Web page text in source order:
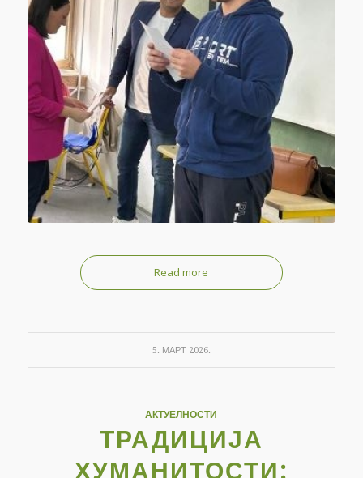
Read more
5. МАРТ 2026.
АКТУЕЛНОСТИ
ТРАДИЦИЈА
ХУМАНИТОСТИ: